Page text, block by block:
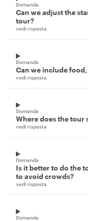
Domanda
Can we adjust the
tour?
vedi risposta
Domanda
Can we include
vedi risposta
Domanda
Where does the tour
vedi risposta
Domanda
Is it better to do the
to avoid crowds?
vedi risposta
Domanda